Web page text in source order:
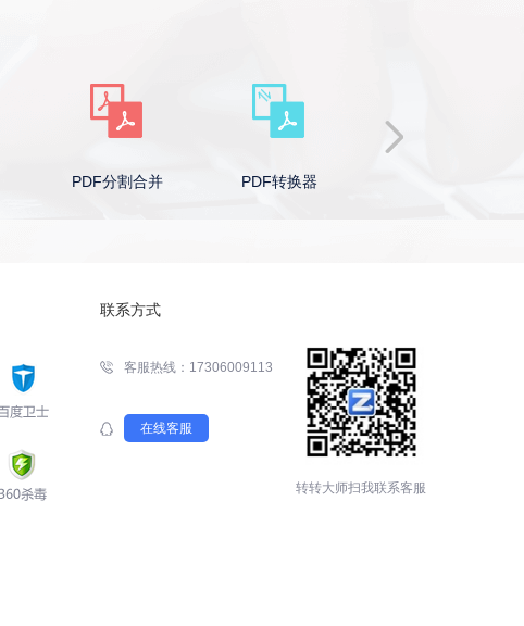
PDF转换器 PDF编辑器
联系方式
客服热线：17306009113
在线客服
转转大师扫我联系客服